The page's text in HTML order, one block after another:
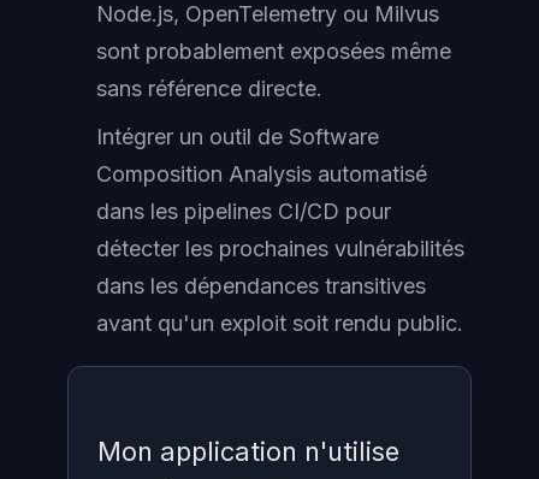
Node.js, OpenTelemetry ou Milvus
sont probablement exposées même
sans référence directe.
Intégrer un outil de Software
Composition Analysis automatisé
dans les pipelines CI/CD pour
détecter les prochaines vulnérabilités
dans les dépendances transitives
avant qu'un exploit soit rendu public.
Mon application n'utilise